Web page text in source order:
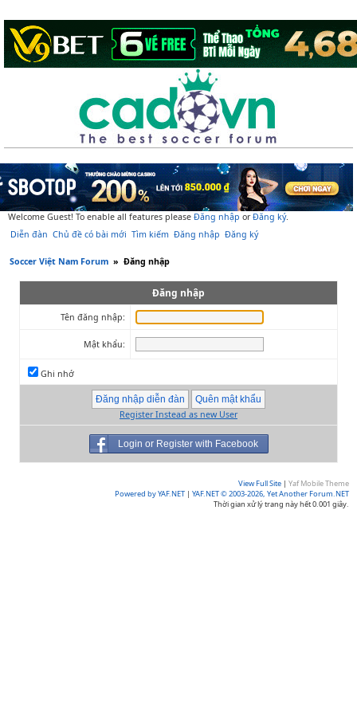
Welcome Guest! To enable all features please Đăng nhập orĐăng ký.
Diễn đàn Chủ đề có bài mới Tìm kiếm Đăng nhập Đăng ký
Soccer Việt Nam Forum » Đăng nhập
Đăng nhập
Tên đăng nhập:
Mật khẩu:
Ghi nhớ
Register Instead as new User
Login or Register with Facebook
View Full Site | Yaf Mobile Theme
Powered by YAF.NET | YAF.NET © 2003-2026, Yet Another Forum.NET
Thời gian xử lý trang này hết 0.001 giây.